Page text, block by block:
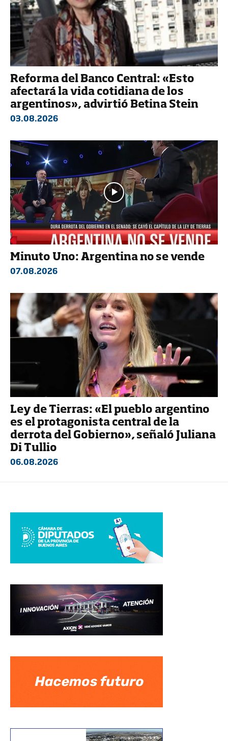
Reforma del Banco Central: «Esto
afectará la vida cotidiana de los
argentinos», advirtió Betina Stein
03.08.2026
Minuto Uno: Argentina no se vende
07.08.2026
Ley de Tierras: «El pueblo argentino
es el protagonista central de la
derrota del Gobierno», señaló Juliana
Di Tullio
06.08.2026